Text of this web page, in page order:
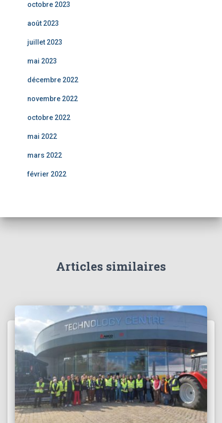
octobre 2023
août 2023
juillet 2023
mai 2023
décembre 2022
novembre 2022
octobre 2022
mai 2022
mars 2022
février 2022
Articles similaires